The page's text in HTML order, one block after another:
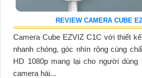
REVIEW CAMERA CUBE
Camera Cube EZVIZ C1C với thiết
nhanh chóng, góc nhìn rộng cùng
HD 1080p mang lại cho người dùng
camera hài...